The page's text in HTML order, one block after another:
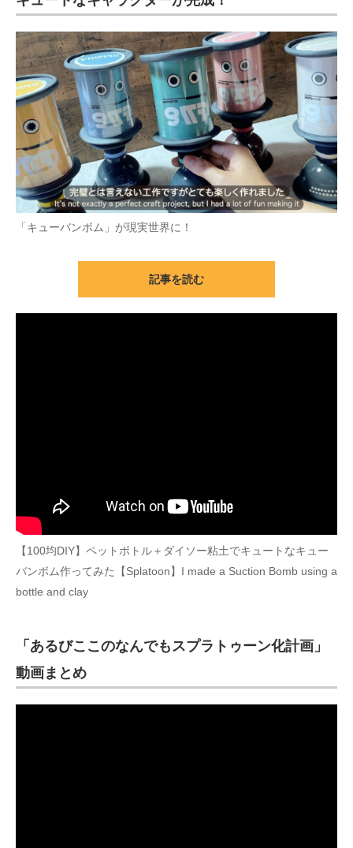
「キューバンボム」が現実世界に！
記事を読む
【100均DIY】ペットボトル＋ダイソー粘土でキュートなキュー
バンボム作ってみた【Splatoon】I made a Suction Bomb using a
bottle and clay
「あるびここのなんでもスプラトゥーン化計画」
動画まとめ